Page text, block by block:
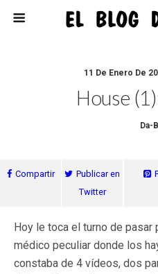
11 De Enero De
House
Da-
Compartir
Publicar en
Twitter
Hoy le toca el turno de
médico peculiar donde los
constaba de 4 vídeos, dos